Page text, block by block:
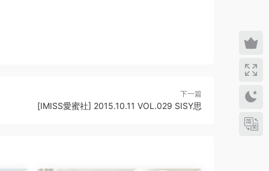
下一篇
[IMISS愛蜜社] 2015.10.11 VOL.029 SISY思